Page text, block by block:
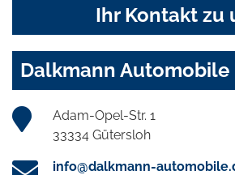
Ihr Kontakt zu
Dalkmann Automobile
Adam-Opel-Str. 1
33334 Gütersloh
info@dalkmann-